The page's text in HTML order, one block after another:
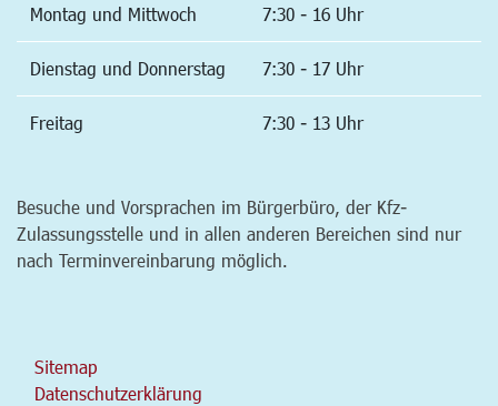
Montag und Mittwoch 7:30 - 16 Uhr
Dienstag und Donnerstag 7:30 - 17 Uhr
Freitag 7:30 - 13 Uhr
Besuche und Vorsprachen im Bürgerbüro, der Kfz-
Zulassungsstelle und in allen anderen Bereichen sind nur
nach Terminvereinbarung möglich.
Sitemap
Datenschutzerklärung